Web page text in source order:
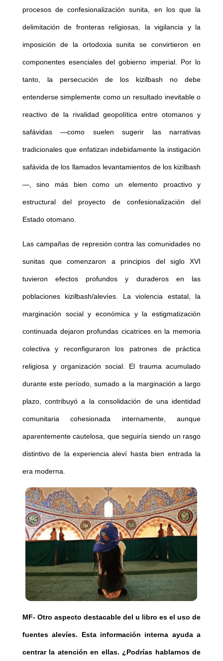
procesos de confesionalización sunita, en los que la
delimitación de fronteras religiosas, la vigilancia y la
imposición de la ortodoxia sunita se convirtieron en
componentes esenciales del gobierno imperial. Por lo
tanto, la persecución de los kizilbash no debe
entenderse simplemente como un resultado inevitable o
reactivo de la rivalidad geopolítica entre otomanos y
safávidas —como suelen sugerir las narrativas
tradicionales que enfatizan indebidamente la instigación
safávida de los llamados levantamientos de los kizilbash
—, sino más bien como un elemento proactivo y
estructural del proyecto de confesionalización del
Estado otomano.
Las campañas de represión contra las comunidades no
sunitas que comenzaron a principios del siglo XVI
tuvieron efectos profundos y duraderos en las
poblaciones kizilbash/alevíes. La violencia estatal, la
marginación social y económica y la estigmatización
continuada dejaron profundas cicatrices en la memoria
colectiva y reconfiguraron los patrones de práctica
religiosa y organización social. El trauma acumulado
durante este período, sumado a la marginación a largo
plazo, contribuyó a la consolidación de una identidad
comunitaria cohesionada internamente, aunque
aparentemente cautelosa, que seguiría siendo un rasgo
distintivo de la experiencia aleví hasta bien entrada la
era moderna.
MF- Otro aspecto destacable del u libro es el uso de
fuentes alevíes. Esta información interna ayuda a
centrar la atención en ellas. ¿Podrías hablarnos de